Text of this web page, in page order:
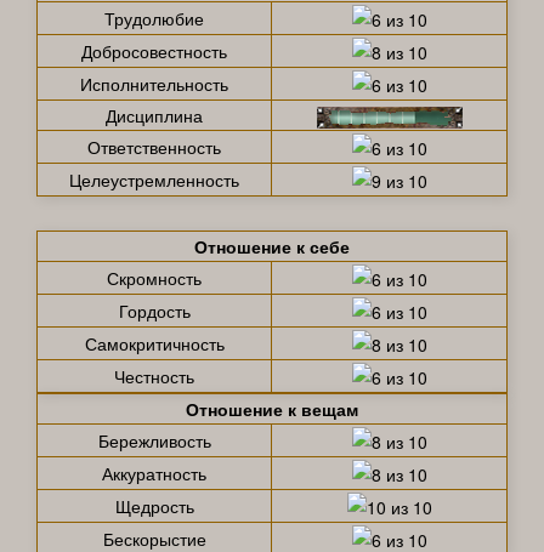
Трудолюбие
Добросовестность
Исполнительность
Дисциплина
Ответственность
Целеустремленность
Отношение к себе
Скромность
Гордость
Самокритичность
Честность
Отношение к вещам
Бережливость
Аккуратность
Щедрость
Бескорыстие